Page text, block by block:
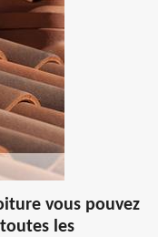
vous pouvez
les